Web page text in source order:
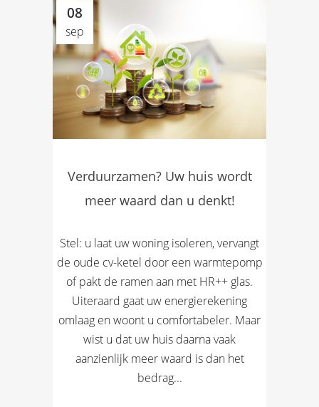
08
sep
Verduurzamen? Uw huis wordt
meer waard dan u denkt!
Stel: u laat uw woning isoleren, vervangt
de oude cv-ketel door een warmtepomp
of pakt de ramen aan met HR++ glas.
Uiteraard gaat uw energierekening
omlaag en woont u comfortabeler. Maar
wist u dat uw huis daarna vaak
aanzienlijk meer waard is dan het
bedrag...